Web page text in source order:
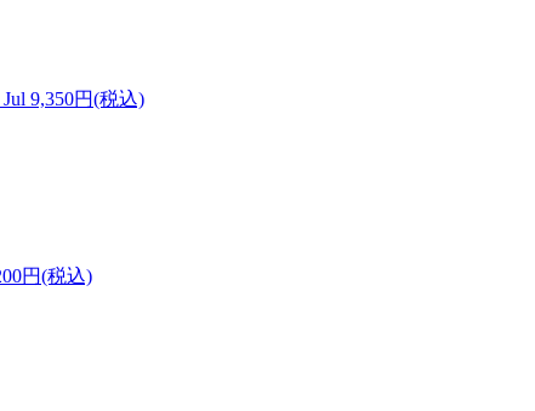
9,350円(税込)
円(税込)